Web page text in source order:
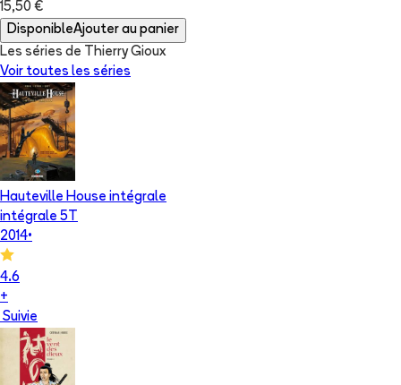
15,50 €
DisponibleAjouter au panier
Les séries de Thierry Gioux
Voir toutes les séries
Hauteville House intégrale
intégrale 5T
2014•
4.6
+
Suivie